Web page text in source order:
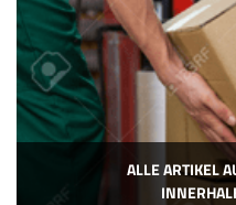
ALLE ARTIKEL